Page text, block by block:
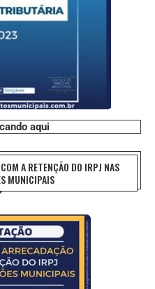
aqui
A RETENÇÃO DO IRPJ NAS
MUNICIPAIS